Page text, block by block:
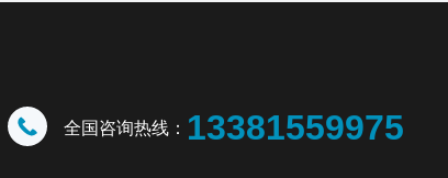
全国咨询热线： 13381559975